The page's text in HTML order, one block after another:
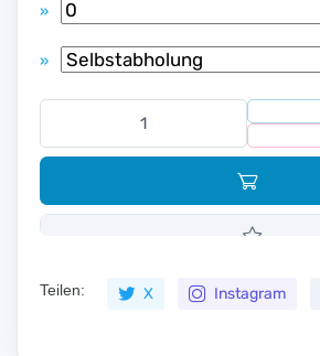
»
»
Teilen: X Instagram